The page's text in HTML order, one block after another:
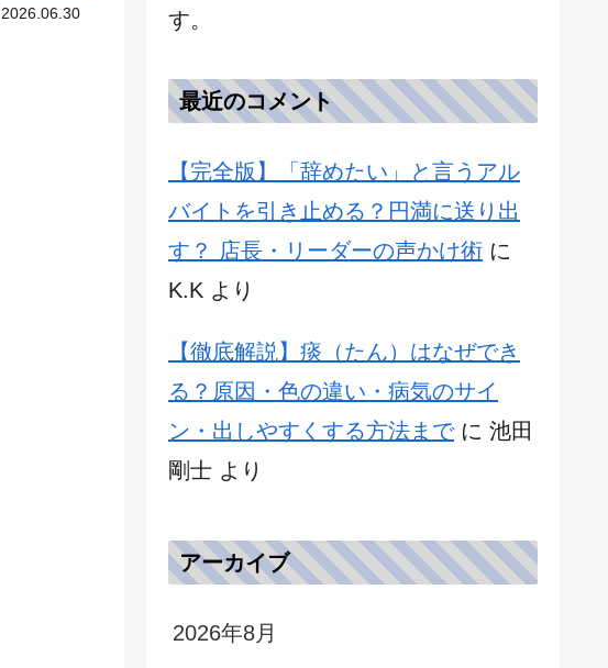
2026.06.30
す。
最近のコメント
【完全版】「辞めたい」と言うアル
バイトを引き止める？円満に送り出
す？ 店長・リーダーの声かけ術 に
K.K より
【徹底解説】痰（たん）はなぜでき
る？原因・色の違い・病気のサイ
ン・出しやすくする方法までに 池田
剛士 より
アーカイブ
2026年8月